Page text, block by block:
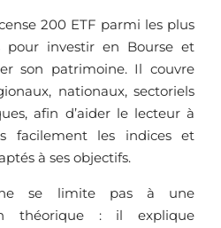
200 ETF parmi les plus
pour investir en Bourse et
son patrimoine. Il couvre
nationaux, sectoriels
afin d’aider le lecteur à
facilement les indices et
à ses objectifs.
ne se limite pas à une
théorique : il explique